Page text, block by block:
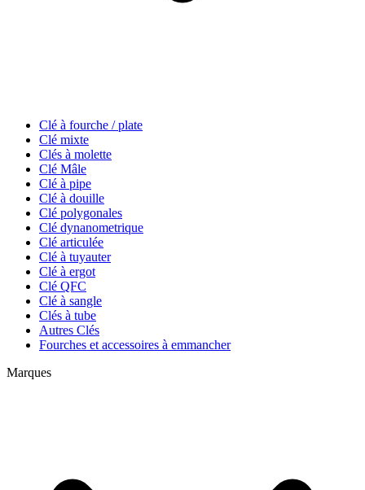
Clé à fourche / plate
Clé mixte
Clés à molette
Clé Mâle
Clé à pipe
Clé à douille
Clé polygonales
Clé dynanometrique
Clé articulée
Clé à tuyauter
Clé à ergot
Clé QFC
Clé à sangle
Clés à tube
Autres Clés
Fourches et accessoires à emmancher
Marques